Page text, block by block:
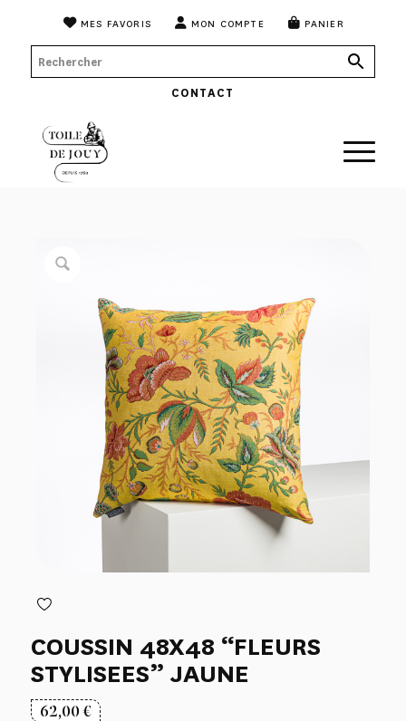
MES FAVORIS MON COMPTE PANIER
CONTACT
COUSSIN 48X48 “FLEURS
STYLISEES” JAUNE
62,00€